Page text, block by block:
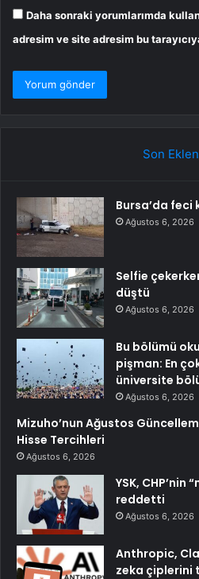
Daha sonraki yorumlarımda
adresim ve site adresim bu
Son
Bursa’da feci
Ağustos 6, 2026
Selfie
düştü
Ağustos 6, 2026
Bu bölümü
pişman: En
üniversite
Ağustos 6, 2026
Mizuho’nun Ağustos
Hisse Tercihleri
Ağustos 6, 2026
YSK, CHP’nin
reddetti
Ağustos 6, 2026
Anthropic,
zeka